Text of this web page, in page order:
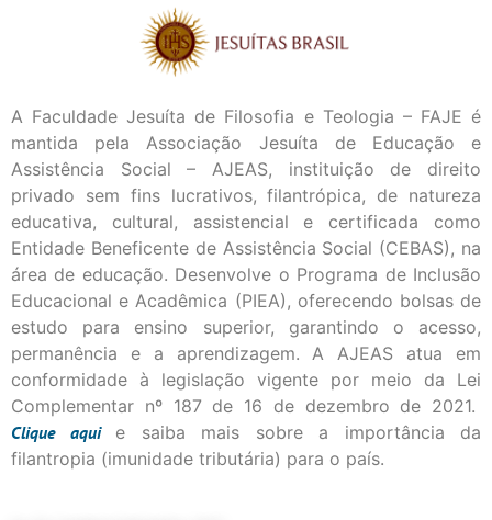
A Faculdade Jesuíta de Filosofia e Teologia – FAJE é
mantida pela Associação Jesuíta de Educação e
Assistência Social – AJEAS, instituição de direito
privado sem fins lucrativos, filantrópica, de natureza
educativa, cultural, assistencial e certificada como
Entidade Beneficente de Assistência Social (CEBAS), na
área de educação. Desenvolve o Programa de Inclusão
Educacional e Acadêmica (PIEA), oferecendo bolsas de
estudo para ensino superior, garantindo o acesso,
permanência e a aprendizagem. A AJEAS atua em
conformidade à legislação vigente por meio da Lei
Complementar nº 187 de 16 de dezembro de 2021.
Cliqueaqui
e saiba mais sobre a importância da
filantropia (imunidade tributária) para o país.